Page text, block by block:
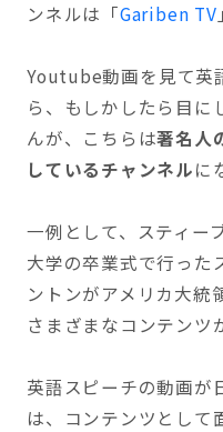
ンネルは「Gariben TV
Youtube動画を見て英
ら、もしかしたら目に
んが、こちらは著名人
しているチャンネルに
一例として、スティー
大学の卒業式で行った
ントンがアメリカ大統
さまざまなコンテンツ
英語スピーチの動画が
は、コンテンツとして